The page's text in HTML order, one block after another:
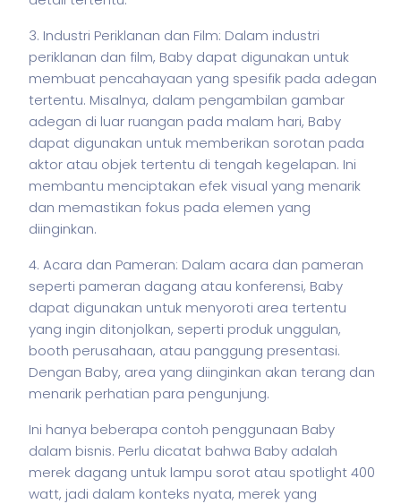
3. Industri Periklanan dan Film: Dalam industri
periklanan dan film, Baby dapat digunakan untuk
membuat pencahayaan yang spesifik pada adegan
tertentu. Misalnya, dalam pengambilan gambar
adegan di luar ruangan pada malam hari, Baby
dapat digunakan untuk memberikan sorotan pada
aktor atau objek tertentu di tengah kegelapan. Ini
membantu menciptakan efek visual yang menarik
dan memastikan fokus pada elemen yang
diinginkan.
4. Acara dan Pameran: Dalam acara dan pameran
seperti pameran dagang atau konferensi, Baby
dapat digunakan untuk menyoroti area tertentu
yang ingin ditonjolkan, seperti produk unggulan,
booth perusahaan, atau panggung presentasi.
Dengan Baby, area yang diinginkan akan terang dan
menarik perhatian para pengunjung.
Ini hanya beberapa contoh penggunaan Baby
dalam bisnis. Perlu dicatat bahwa Baby adalah
merek dagang untuk lampu sorot atau spotlight 400
watt, jadi dalam konteks nyata, merek yang